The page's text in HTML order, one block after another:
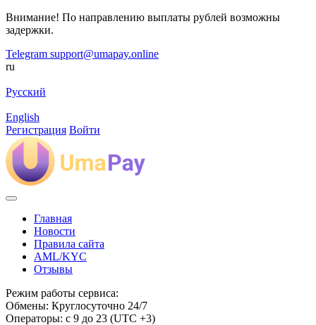
Внимание! По направлению выплаты рублей возможны
задержки.
Telegram support@umapay.online
ru
Русский
English
Регистрация Войти
Главная
Новости
Правила сайта
AML/KYC
Отзывы
Режим работы сервиса:
Обмены: Круглосуточно 24/7
Операторы: с 9 до 23 (UTC +3)